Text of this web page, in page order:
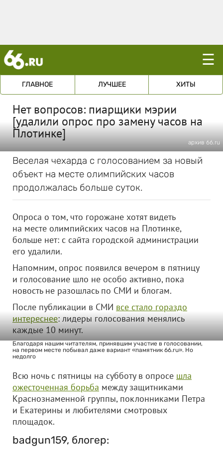
☰
ГЛАВНОЕ ЛУЧШЕЕ ХИТЫ
Нет вопросов: пиарщики мэрии
[удалили опрос про замену часов на
Плотинке]
архив 66.ru
Веселая чехарда с голосованием за новый
объект на месте олимпийских часов
продолжалась больше суток.
Опроса о том, что горожане хотят видеть
на месте олимпийских часов на Плотинке,
больше нет: с сайта городской администрации
его удалили.
Напомним, опрос появился вечером в пятницу
и голосование шло не особо активно, пока
новость не разошлась по СМИ и блогам.
После публикации в СМИ все стало гораздо
интереснее: лидеры голосования менялись
каждые 10 минут.
Благодаря нашим читателям, принявшим участие в голосовании,
на первом месте побывал даже вариант «памятник 66.ru». Но
недолго
Всю ночь с пятницы на субботу в опросе шла
ожесточенная борьба между защитниками
Краснознаменной группы, поклонниками Петра
и Екатерины и любителями смотровых
площадок.
badgun159, блогер: